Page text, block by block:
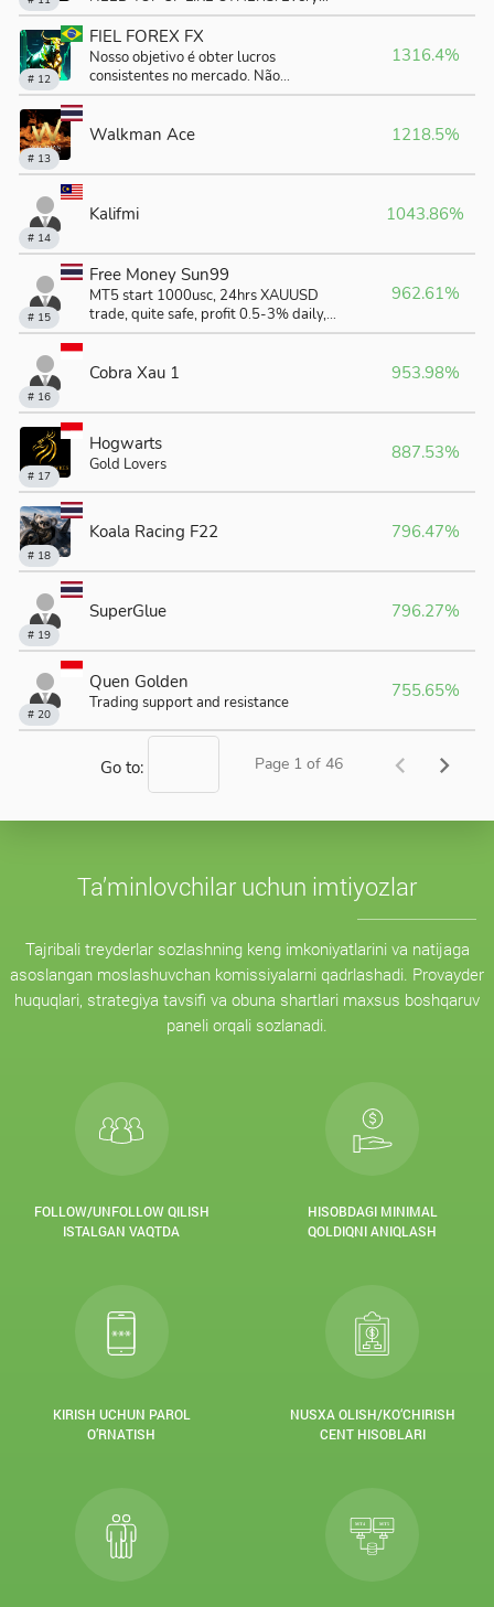
Ta’minlovchilar uchun imtiyozlar
Tajribali treyderlar sozlashning keng imkoniyatlarini va natijaga
asoslangan moslashuvchan komissiyalarni qadrlashadi. Provayder
huquqlari, strategiya tavsifi va obuna shartlari maxsus boshqaruv
paneli orqali sozlanadi.
FOLLOW/UNFOLLOW QILISH
ISTALGAN VAQTDA
HISOBDAGI MINIMAL
QOLDIQNI ANIQLASH
KIRISH UCHUN PAROL
O’RNATISH
NUSXA OLISH/KO‘CHIRISH
CENT HISOBLARI